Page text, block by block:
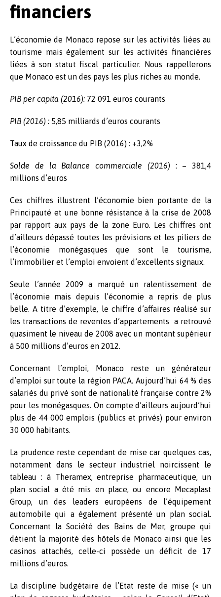
financiers
L’économie de Monaco repose sur les activités liées au
tourisme mais également sur les activités financières
liées à son statut fiscal particulier. Nous rappellerons
que Monaco est un des pays les plus riches au monde.
PIB per capita (2016): 72 091 euros courants
PIB (2016) : 5,85 milliards d’euros courants
Taux de croissance du PIB (2016) : +3,2%
Solde de la Balance commerciale (2016) : – 381,4
millions d’euros
Ces chiffres illustrent l’économie bien portante de la
Principauté et une bonne résistance à la crise de 2008
par rapport aux pays de la zone Euro. Les chiffres ont
d’ailleurs dépassé toutes les prévisions et les piliers de
l’économie monégasques que sont le tourisme,
l’immobilier et l’emploi envoient d’excellents signaux.
Seule l’année 2009 a marqué un ralentissement de
l’économie mais depuis l’économie a repris de plus
belle. A titre d’exemple, le chiffre d’affaires réalisé sur
les transactions de reventes d’appartements a retrouvé
quasiment le niveau de 2008 avec un montant supérieur
à 500 millions d’euros en 2012.
Concernant l’emploi, Monaco reste un générateur
d’emploi sur toute la région PACA. Aujourd’hui 64 % des
salariés du privé sont de nationalité française contre 2%
pour les monégasques. On compte d’ailleurs aujourd’hui
plus de 44 000 emplois (publics et privés) pour environ
30 000 habitants.
La prudence reste cependant de mise car quelques cas,
notamment dans le secteur industriel noircissent le
tableau : à Theramex, entreprise pharmaceutique, un
plan social a été mis en place, ou encore Mecaplast
Group, un des leaders européens de l’équipement
automobile qui a également présenté un plan social.
Concernant la Société des Bains de Mer, groupe qui
détient la majorité des hôtels de Monaco ainsi que les
casinos attachés, celle-ci possède un déficit de 17
millions d’euros.
La discipline budgétaire de l’Etat reste de mise (« un